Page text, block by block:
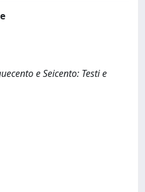
e Seicento: Testi e